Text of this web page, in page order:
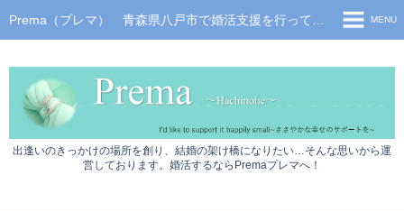
出逢いのきっかけの場所を創り、結婚の架け橋になりたい…そんな思いから運
営しております。婚活するならPremaプレマへ！
MENU
イベント情報
サービス利用の流れ
料金について